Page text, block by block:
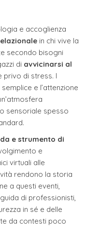
e accoglienza
in chi vive la
secondo bisogni
di avvicinarsi al
privo di stress. I
e l’attenzione
sensoriale spesso
e strumento di
e
virtuali alle
rendono la storia
a questi eventi,
di professionisti,
in sé e delle
da contesti poco